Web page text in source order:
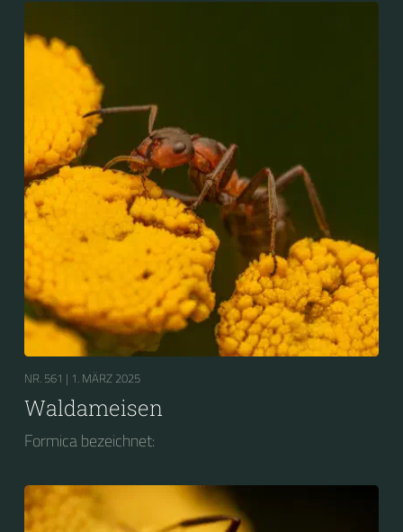
NR. 561 | 1. MÄRZ 2025
Waldameisen
Formica bezeichnet: